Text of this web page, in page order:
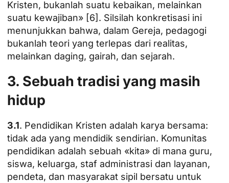
Kristen, bukanlah suatu kebaikan, melainkan
suatu kewajiban» [6]. Silsilah konkretisasi ini
menunjukkan bahwa, dalam Gereja, pedagogi
bukanlah teori yang terlepas dari realitas,
melainkan daging, gairah, dan sejarah.
3. Sebuah tradisi yang masih
hidup
3.1. Pendidikan Kristen adalah karya bersama:
tidak ada yang mendidik sendirian. Komunitas
pendidikan adalah sebuah «kita» di mana guru,
siswa, keluarga, staf administrasi dan layanan,
pendeta, dan masyarakat sipil bersatu untuk